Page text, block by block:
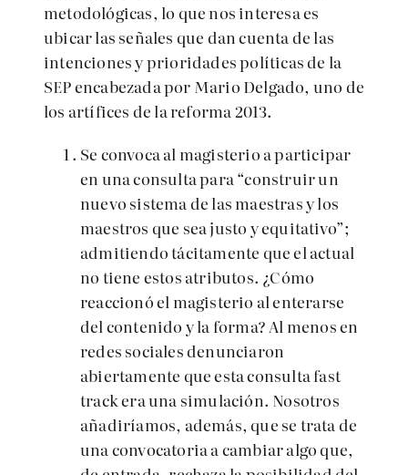
metodológicas, lo que nos interesa es
ubicar las señales que dan cuenta de las
intenciones y prioridades políticas de la
SEP encabezada por Mario Delgado, uno de
los artífices de la reforma 2013.
Se convoca al magisterio a participar
en una consulta para “construir un
nuevo sistema de las maestras y los
maestros que sea justo y equitativo”;
admitiendo tácitamente que el actual
no tiene estos atributos. ¿Cómo
reaccionó el magisterio al enterarse
del contenido y la forma? Al menos en
redes sociales denunciaron
abiertamente que esta consulta fast
track era una simulación. Nosotros
añadiríamos, además, que se trata de
una convocatoria a cambiar algo que,